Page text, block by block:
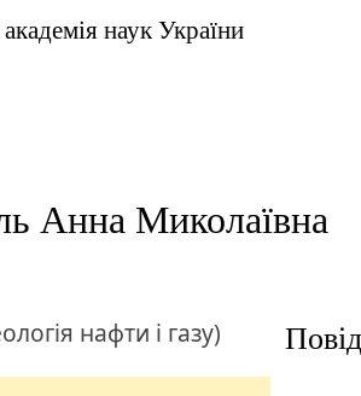
наук України
Анна Миколаївна
нафти і газу)